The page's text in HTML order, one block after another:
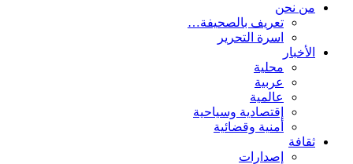
من نحن
تعريف بالصحيفة…
اسرة التحرير
الأخبار
محلية
عربية
عالمية
إقتصادية وسياحية
أمنية وقضائية
ثقافة
إصدارات